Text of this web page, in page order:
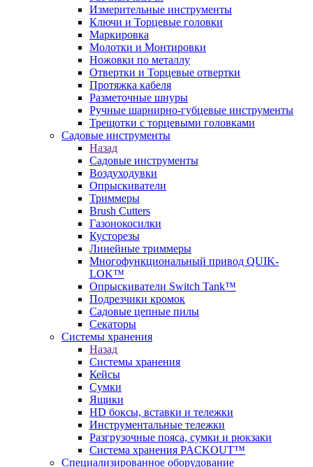
Измерительные инструменты
Ключи и Торцевые головки
Маркировка
Молотки и Монтировки
Ножовки по металлу
Отвертки и Торцевые отвертки
Протяжка кабеля
Разметочные шнуры
Ручные шарнирно-губцевые инструменты
Трещотки с торцевыми головками
Садовые инструменты
Назад
Садовые инструменты
Воздуходувки
Опрыскиватели
Триммеры
Brush Cutters
Газонокосилки
Кусторезы
Линейные триммеры
Многофункциональный привод QUIK-
LOK™
Опрыскиватели Switch Tank™
Подрезчики кромок
Садовые цепные пилы
Секаторы
Системы хранения
Назад
Системы хранения
Кейсы
Сумки
Ящики
HD боксы, вставки и тележки
Инструментальные тележки
Разгрузочные пояса, сумки и рюкзаки
Система хранения PACKOUT™
Специализированное оборудование